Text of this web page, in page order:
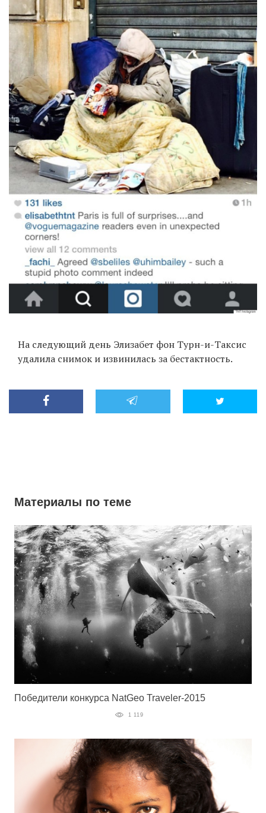
На следующий день Элизабет фон Турн-и-Таксис
удалила снимок и извинилась за бестактность.
Материалы по теме
Победители конкурса NatGeo Traveler-2015
1 119